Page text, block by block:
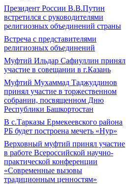
Президент России В.В.Путин
встретился с руководителями
религиозных объединений страны
Встреча с представителями
религиозных объединений
Муфтий Ильдар Сафиуллин принял
участие в совещании в г.Казань
Муфтий Мухаммад Таджуддинов
принял участие в торжественном
собрании, посвященном Дню
Республики Башкортостан
В с.Тарказы Ермекеевского района
РБ будет построена мечеть «Нур»
Верховный муфтий принял участие
в работе Всероссийской научно-
практической конференции
«Современные вызовы
традиционным ценностям»